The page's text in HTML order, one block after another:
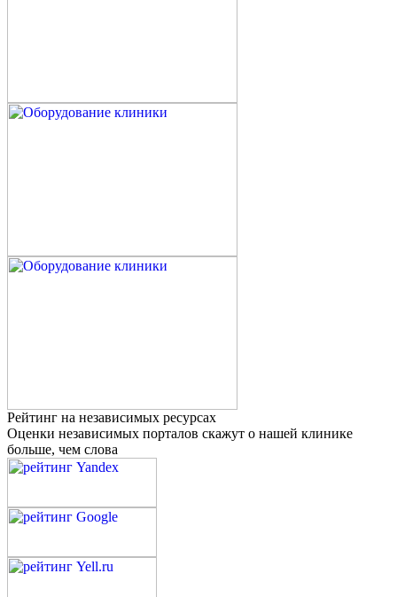
Рейтинг на независимых ресурсах
Оценки независимых порталов скажут о нашей клинике
больше, чем слова